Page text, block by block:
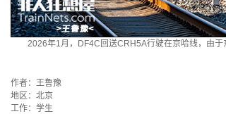
2026年1月，DF4C回送CRH5A行驶在京哈线，由于
作者：王鲁豫
地区：北京
工作：学生